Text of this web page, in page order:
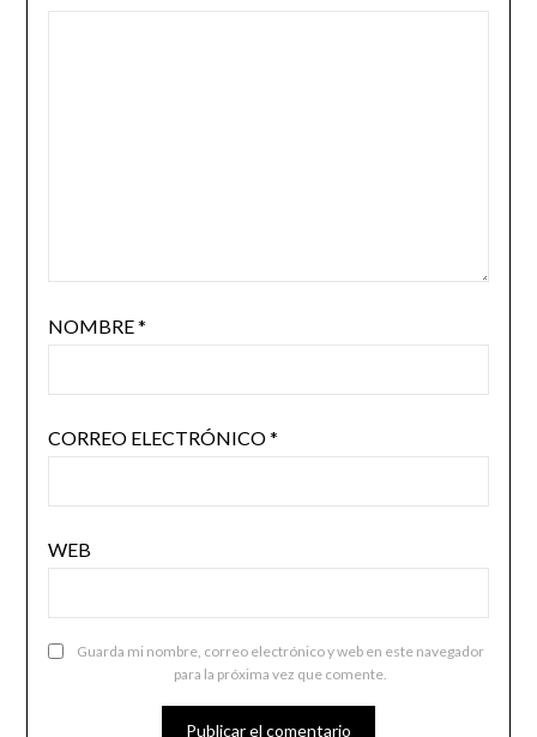
NOMBRE*
CORREO ELECTRÓNICO*
WEB
Guarda mi nombre, correo electrónico y web en este navegador
para la próxima vez que comente.